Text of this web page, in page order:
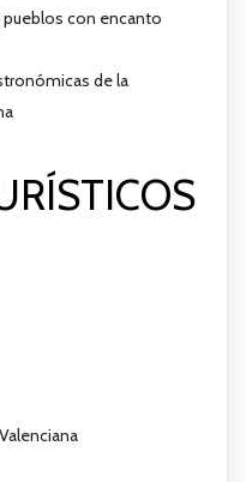
con encanto
de la